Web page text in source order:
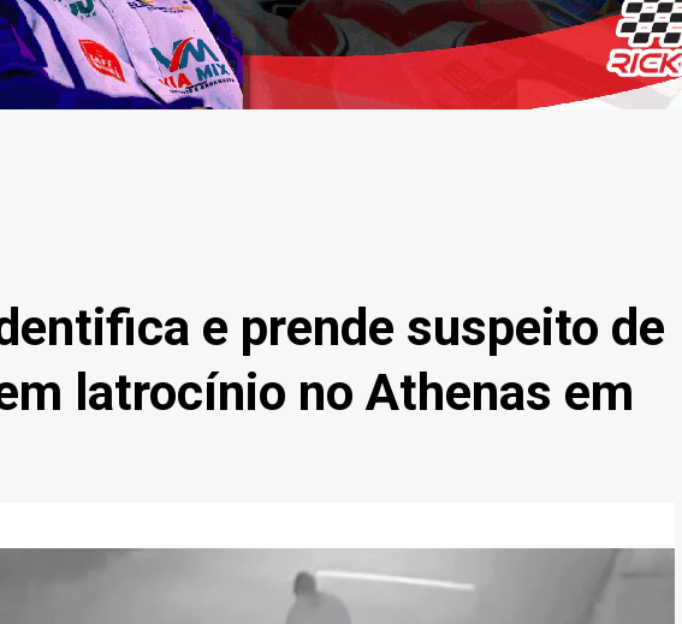
e prende suspeito de
latrocínio no Athenas em